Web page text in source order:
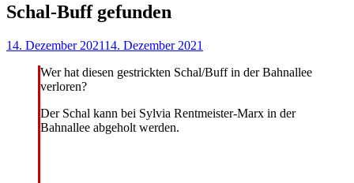
Schal-Buff gefunden
14. Dezember 202114. Dezember 2021
Wer hat diesen gestrickten Schal/Buff in der Bahnallee
verloren?
Der Schal kann bei Sylvia Rentmeister-Marx in der
Bahnallee abgeholt werden.